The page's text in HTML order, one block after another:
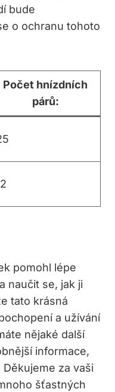
bude⁢
⁤o ochranu tohoto⁤
Počet hnízdních
párů:
pomohl lépe
naučit se, jak ⁢ji
tato krásná
a užívání
nějaké další​
informace,
za​ vaši
šťastných